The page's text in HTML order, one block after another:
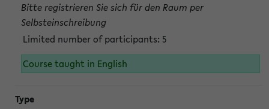
Bitte registrieren Sie sich für den Raum per
Selbsteinschreibung
Limited number of participants: 5
Course taught in English